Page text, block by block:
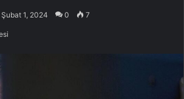
Şubat 1, 2024 0 7